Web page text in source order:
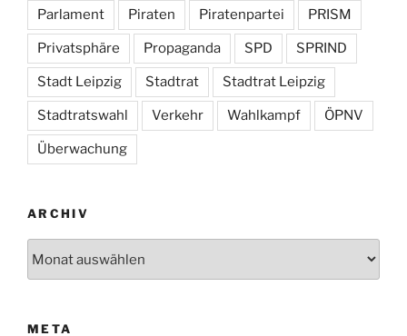
Parlament Piraten Piratenpartei PRISM
Privatsphäre Propaganda SPD SPRIND
Stadt Leipzig Stadtrat Stadtrat Leipzig
Stadtratswahl Verkehr Wahlkampf ÖPNV
Überwachung
ARCHIV
META